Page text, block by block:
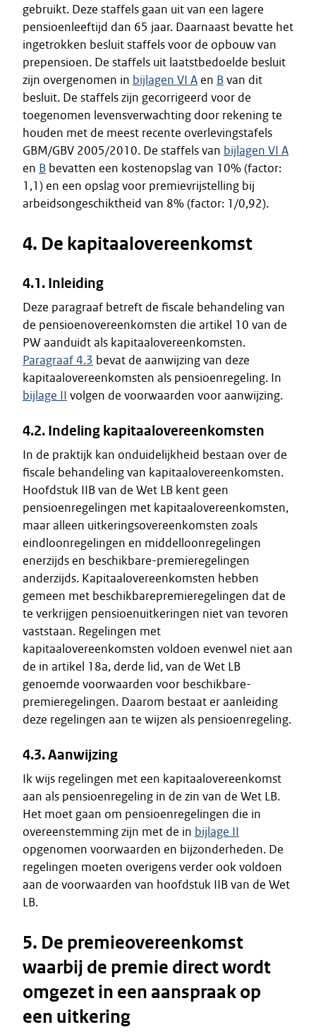
gebruikt. Deze staffels gaan uit van een lagere
pensioenleeftijd dan 65 jaar. Daarnaast bevatte het
ingetrokken besluit staffels voor de opbouw van
prepensioen. De staffels uit laatstbedoelde besluit
zijn overgenomen in bijlagen VI A en Bvan dit
besluit. De staffels zijn gecorrigeerd voor de
toegenomen levensverwachting door rekening te
houden met de meest recente overlevingstafels
GBM/GBV 2005/2010. De staffels van bijlagen VI A
en B bevatten een kostenopslag van 10% (factor:
1,1) en een opslag voor premievrijstelling bij
arbeidsongeschiktheid van 8% (factor: 1/0,92).
4. De kapitaalovereenkomst
4.1. Inleiding
Deze paragraaf betreft de fiscale behandeling van
de pensioenovereenkomsten die artikel 10 van de
PW aanduidt als kapitaalovereenkomsten.
Paragraaf 4.3 bevat de aanwijzing van deze
kapitaalovereenkomsten als pensioenregeling. In
bijlage II volgen de voorwaarden voor aanwijzing.
4.2. Indeling kapitaalovereenkomsten
In de praktijk kan onduidelijkheid bestaan over de
fiscale behandeling van kapitaalovereenkomsten.
Hoofdstuk IIB van de Wet LB kent geen
pensioenregelingen met kapitaalovereenkomsten,
maar alleen uitkeringsovereenkomsten zoals
eindloonregelingen en middelloonregelingen
enerzijds en beschikbare-premieregelingen
anderzijds. Kapitaalovereenkomsten hebben
gemeen met beschikbarepremieregelingen dat de
te verkrijgen pensioenuitkeringen niet van tevoren
vaststaan. Regelingen met
kapitaalovereenkomsten voldoen evenwel niet aan
de in artikel 18a, derde lid, van de Wet LB
genoemde voorwaarden voor beschikbare-
premieregelingen. Daarom bestaat er aanleiding
deze regelingen aan te wijzen als pensioenregeling.
4.3. Aanwijzing
Ik wijs regelingen met een kapitaalovereenkomst
aan als pensioenregeling in de zin van de Wet LB.
Het moet gaan om pensioenregelingen die in
overeenstemming zijn met de in bijlage II
opgenomen voorwaarden en bijzonderheden. De
regelingen moeten overigens verder ook voldoen
aan de voorwaarden van hoofdstuk IIB van de Wet
LB.
5. De premieovereenkomst
waarbij de premie direct wordt
omgezet in een aanspraak op
een uitkering